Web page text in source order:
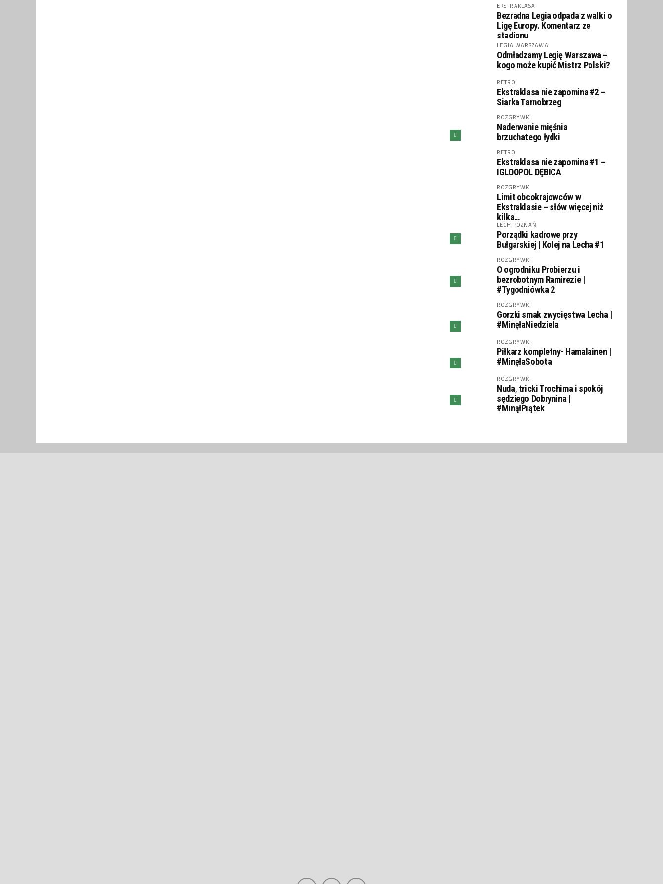
EKSTRAKLASA
Bezradna Legia odpada z walki o
Ligę Europy. Komentarz ze
stadionu
LEGIA WARSZAWA
Odmładzamy Legię Warszawa –
kogo może kupić Mistrz Polski?
RETRO
Ekstraklasa nie zapomina #2 –
Siarka Tarnobrzeg
ROZGRYWKI
Naderwanie mięśnia
brzuchatego łydki
RETRO
Ekstraklasa nie zapomina #1 –
IGLOOPOL DĘBICA
ROZGRYWKI
Limit obcokrajowców w
Ekstraklasie – słów więcej niż
kilka…
LECH POZNAŃ
Porządki kadrowe przy
Bułgarskiej | Kolej na Lecha #1
ROZGRYWKI
O ogrodniku Probierzu i
bezrobotnym Ramirezie |
#Tygodniówka 2
ROZGRYWKI
Gorzki smak zwycięstwa Lecha |
#MinęłaNiedziela
ROZGRYWKI
Piłkarz kompletny- Hamalainen |
#MinęłaSobota
ROZGRYWKI
Nuda, tricki Trochima i spokój
sędziego Dobrynina |
#MinąłPiątek